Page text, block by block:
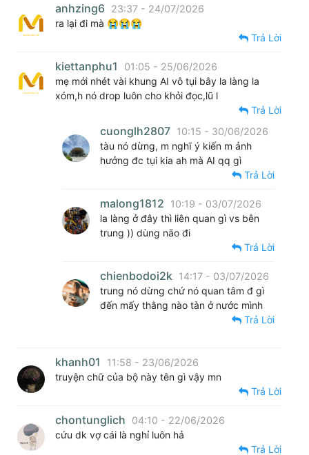
anhzing6 23:37 - 24/07/2026
ra lại đi mà 😭😭😭
Trả Lời
kiettanphu1
01:05 - 25/06/2026
mẹ mới nhét vài khung AI vô tụi bây la làng la
xóm,h nó drop luôn cho khỏi đọc,lũ l
Trả Lời
cuonglh2807 10:15 - 30/06/2026
tàu nó dừng, m nghĩ ý kiến m ảnh
hưởng đc tụi kia ah mà AI qq gì
Trả Lời
malong1812
10:19 - 03/07/2026
la làng ở đây thì liên quan gì vs bên
trung )) dùng não đi
Trả Lời
chienbodoi2k
14:17 - 03/07/2026
trung nó dừng chứ nó quan tâm đ gì
đến mấy thằng nào tàn ở nước mình
Trả Lời
khanh01
11:58 - 23/06/2026
truyện chữ của bộ này tên gì vậy mn
Trả Lời
chontunglich
04:10 - 22/06/2026
cứu dk vợ cái là nghỉ luôn hả
Trả Lời